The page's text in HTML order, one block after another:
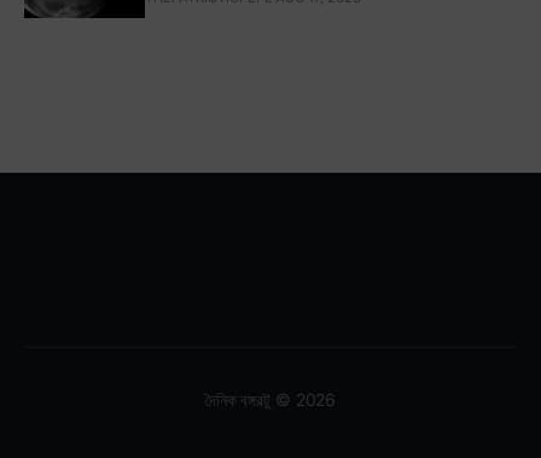
দৈনিক বঙ্গবল্টু © 2026